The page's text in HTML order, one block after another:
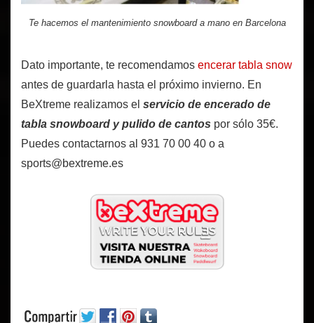
Te hacemos el mantenimiento snowboard a mano en Barcelona
Dato importante, te recomendamos encerar tabla snow
antes de guardarla hasta el próximo invierno. En
BeXtreme realizamos el servicio de encerado de
tabla snowboard y pulido de cantos por sólo 35€.
Puedes contactarnos al 931 70 00 40 o a
sports@bextreme.es